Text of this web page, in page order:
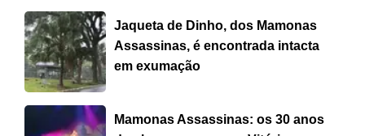
Jaqueta de Dinho, dos Mamonas
Assassinas, é encontrada intacta
em exumação
Mamonas Assassinas: os 30 anos